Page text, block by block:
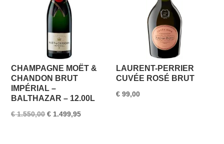
CHAMPAGNE MOËT &
CHANDON BRUT
IMPÉRIAL –
BALTHAZAR – 12.00L
€1.550,00 Oorspronkelijke
€ 1.499,95Huidige
LAURENT-PERRIER
CUVÉE ROSÉ BRUT
€ 99,00